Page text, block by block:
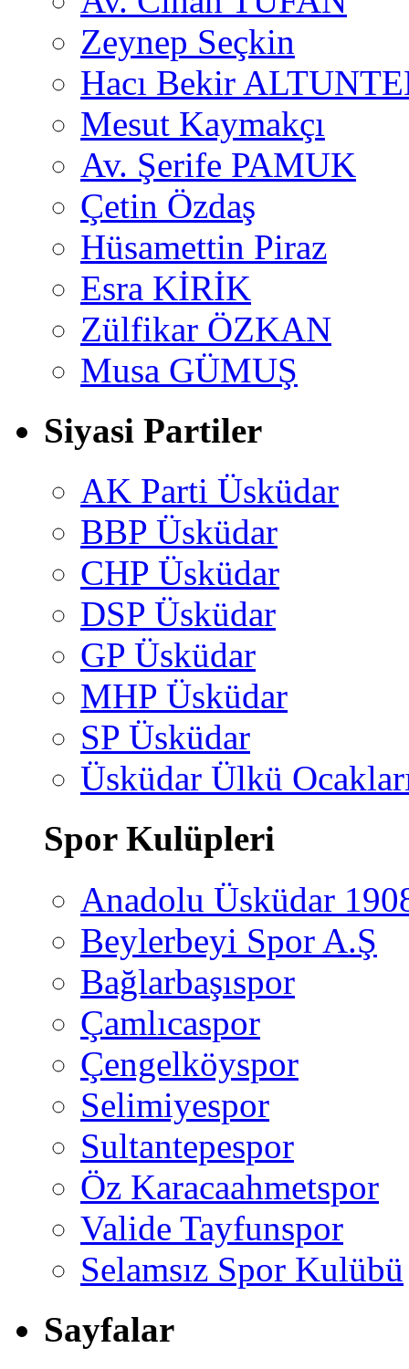
Zeynep Seçkin
Hacı Bekir
Mesut Kaymakçı
Av. Şerife PAMUK
Çetin Özdaş
Hüsamettin Piraz
Esra KİRİK
Zülfikar ÖZKAN
Musa GÜMUŞ
Siyasi Partiler
AK Parti Üsküdar
BBP Üsküdar
CHP Üsküdar
DSP Üsküdar
GP Üsküdar
MHP Üsküdar
SP Üsküdar
Üsküdar Ülkü
Spor Kulüpleri
Anadolu Üsküdar
Beylerbeyi Spor A.Ş
Bağlarbaşıspor
Çamlıcaspor
Çengelköyspor
Selimiyespor
Sultantepespor
Öz Karacaahmetspor
Valide Tayfunspor
Selamsız Spor Kulübü
Sayfalar